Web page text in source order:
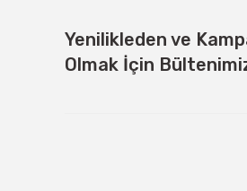
Yenilikleden ve
Olmak İçin